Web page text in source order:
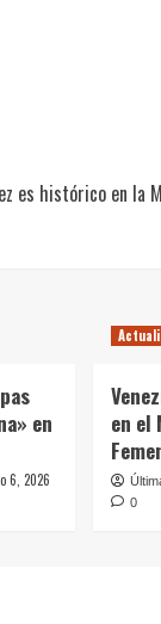
es histórico en la
en
6, 2026
en el
0